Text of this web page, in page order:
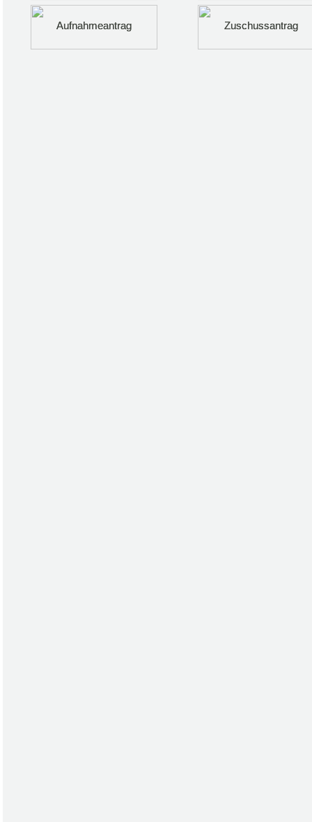
Aufnahmeantrag
Aufnahmeantrag Zuschussantrag
Zuschussantrag